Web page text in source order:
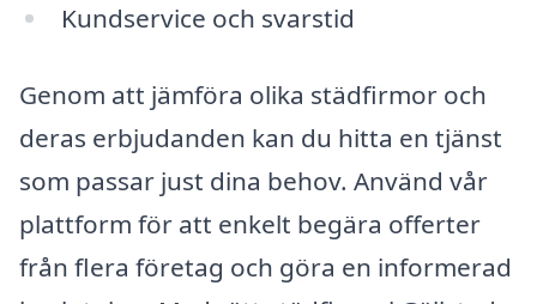
Kundservice och svarstid
Genom att jämföra olika städfirmor och
deras erbjudanden kan du hitta en tjänst
som passar just dina behov. Använd vår
plattform för att enkelt begära offerter
från flera företag och göra en informerad